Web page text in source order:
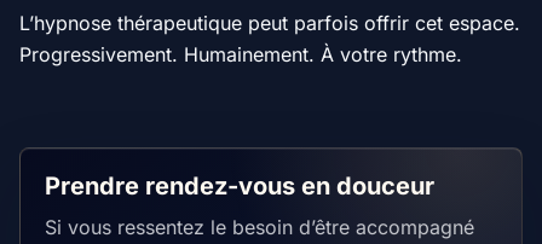
L’hypnose thérapeutique peut parfois offrir cet espace.
Progressivement. Humainement. À votre rythme.
Prendre rendez-vous en douceur
Si vous ressentez le besoin d’être accompagné